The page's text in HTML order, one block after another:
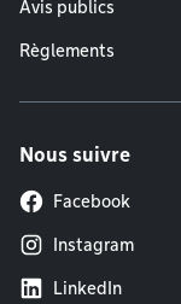
Avis publics
Règlements
Nous suivre
Facebook
Instagram
LinkedIn